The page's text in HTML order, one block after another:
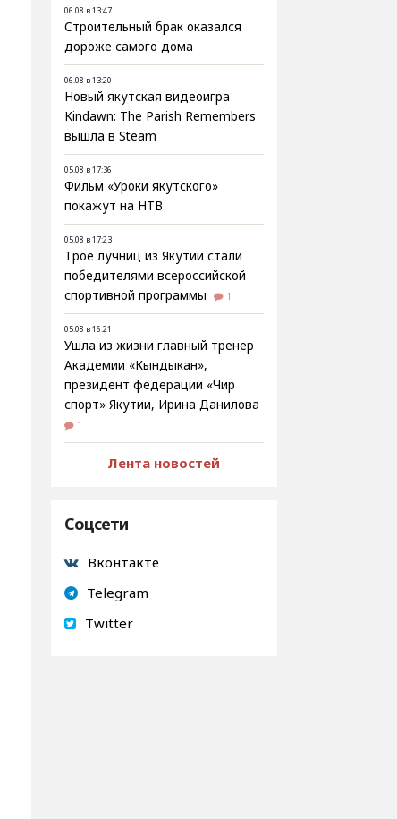
06.08 в 13:47
Строительный брак оказался
дороже самого дома
06.08 в 13:20
Новый якутская видеоигра
Kindawn: The Parish Remembers
вышла в Steam
05.08 в 17:36
Фильм «Уроки якутского»
покажут на НТВ
05.08 в 17:23
Трое лучниц из Якутии стали
победителями всероссийской
спортивной программы
1
05.08 в 16:21
Ушла из жизни главный тренер
Академии «Кындыкан»,
президент федерации «Чир
спорт» Якутии, Ирина Данилова
1
Лента новостей
Соцсети
Вконтакте
Telegram
Twitter